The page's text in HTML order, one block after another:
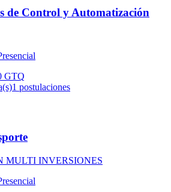
de Control y Automatización
GTQ
1 postulaciones
MULTI INVERSIONES